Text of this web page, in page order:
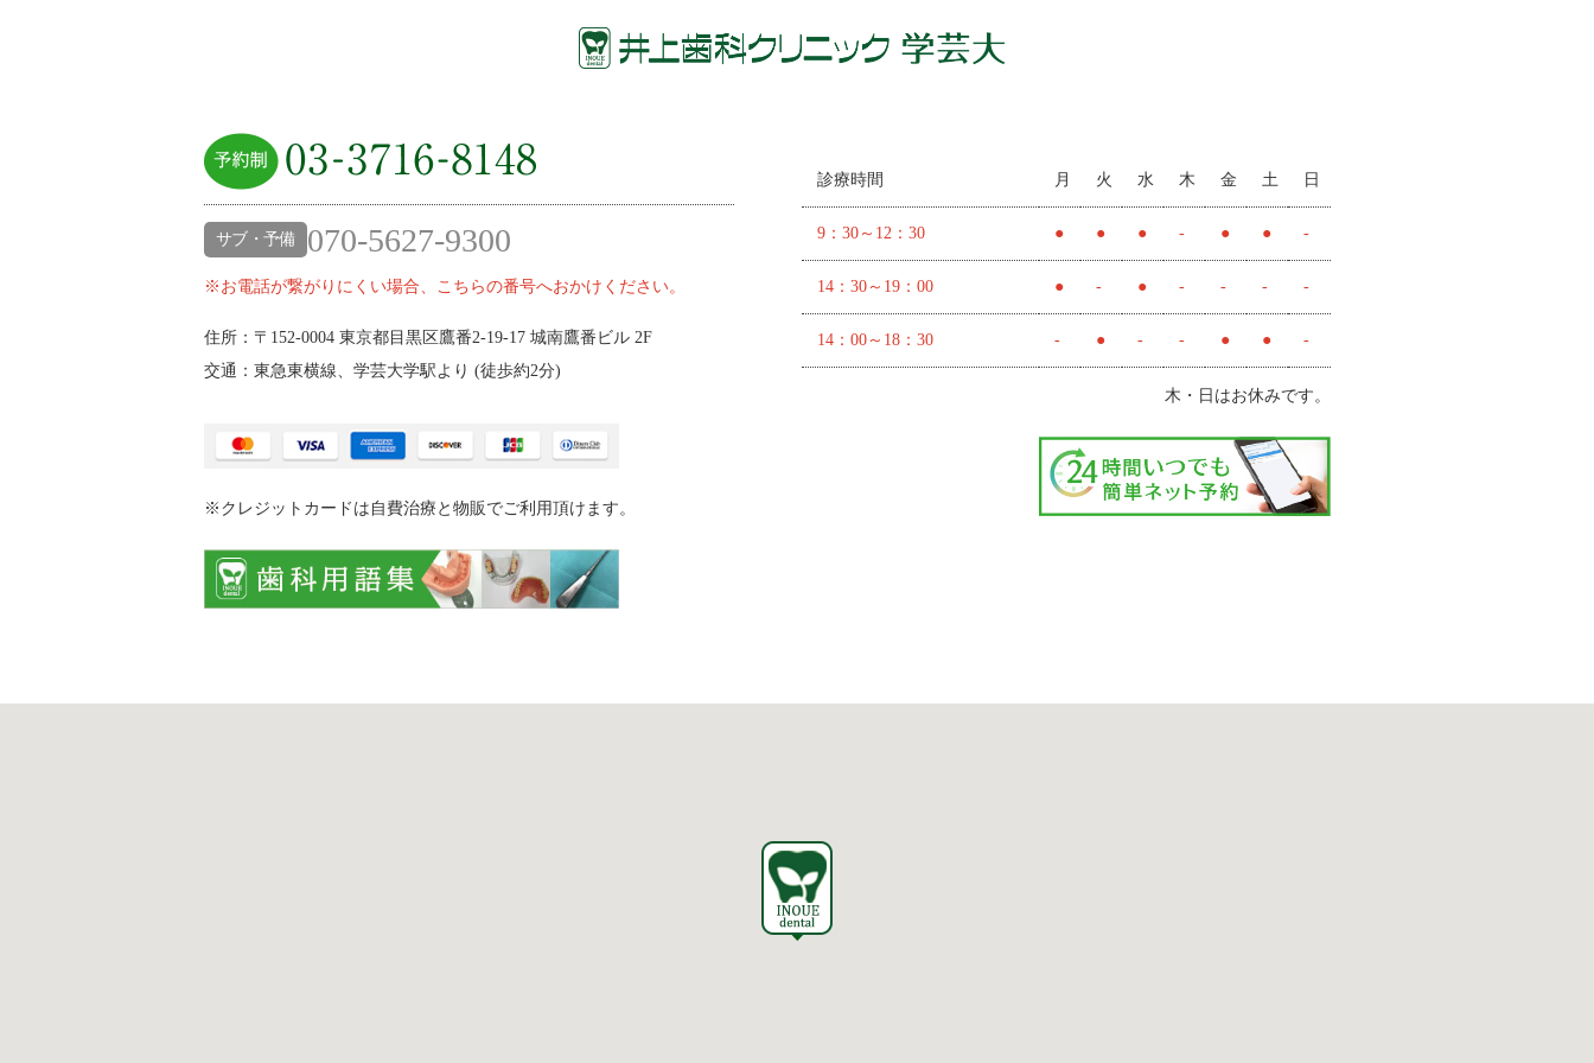
サブ・予備 070-5627-9300
※お電話が繋がりにくい場合、こちらの番号へおかけください。
住所：〒152-0004 東京都目黒区鷹番2‐19‐17 城南鷹番ビル 2F
交通：東急東横線、学芸大学駅より (徒歩約2分)
※クレジットカードは自費治療と物販でご利用頂けます。
診療時間 月 火 水 木 金 土 日
9：30～12：30 ● ● ● - ● ● -
14：30～19：00 ● - ● - - - -
14：00～18：30 - ● - - ● ● -
木・日はお休みです。